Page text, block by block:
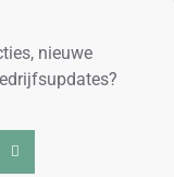
nieuwe